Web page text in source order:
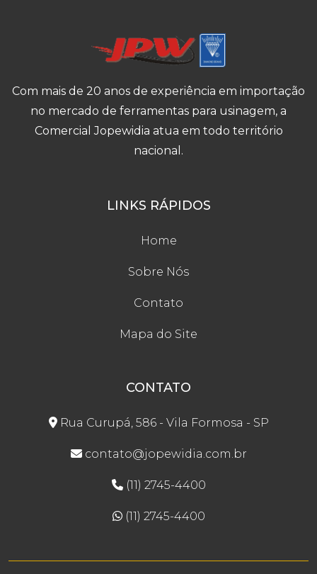
Com mais de 20 anos de experiência em importação
no mercado de ferramentas para usinagem, a
Comercial Jopewidia atua em todo território
nacional.
LINKS RÁPIDOS
Home
Sobre Nós
Contato
Mapa do Site
CONTATO
Rua Curupá, 586 - Vila Formosa - SP
contato@jopewidia.com.br
(11) 2745-4400
(11) 2745-4400